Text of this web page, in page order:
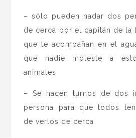
– sólo pueden nadar dos
de cerca por el capitán de la
que te acompañan en el
que nadie moleste a
animales
– Se hacen turnos de dos
persona para que todos
de verlos de cerca